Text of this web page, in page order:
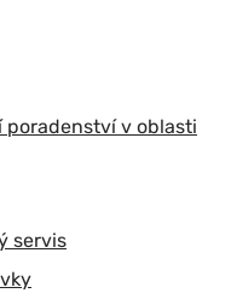
v oblasti
servis